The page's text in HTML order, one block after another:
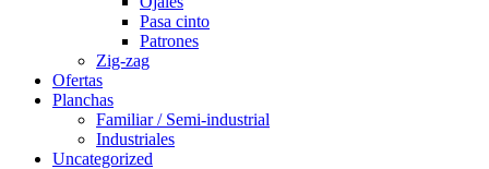
Pasa cinto
Patrones
Zig-zag
Ofertas
Planchas
Familiar / Semi-industrial
Industriales
Uncategorized